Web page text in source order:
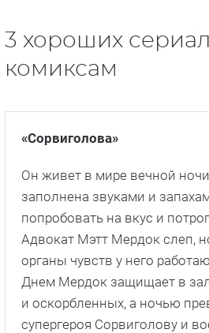
3 хороших
комиксам
«Сорвиголова»
Он живет в мире вечной
заполнена звуками и
попробовать на вкус и
Адвокат Мэтт Мердок слеп,
органы чувств у него
Днем Мердок защищает в
и оскорбленных, а ночью
супергероя Сорвиголову и